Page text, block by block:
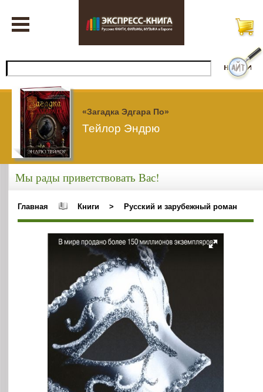
«Загадка Эдгара По»
Тейлор Эндрю
Мы рады приветствовать Вас!
Главная Книги > Русский и зарубежный роман